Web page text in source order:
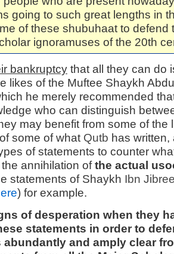
going to such great lengths in
of these shubuhaat to defend
ignoramuses of the 20th
bankruptcy that all they can do
likes of the Muftee Shaykh
he merely recommended
who can distinguish
may benefit from some of the
some of what Qutb has
of statements to counter
annihilation ofthe actual
statements of Shaykh Ibn
) for example.
of desperation when they
statements in order to
and amply clear